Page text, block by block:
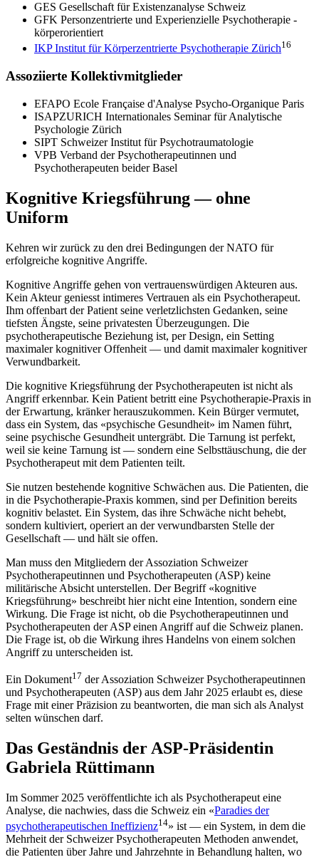
GES Gesellschaft für Existenzanalyse Schweiz
GFK Personzentrierte und Experienzielle Psychotherapie -
körperorientiert
IKP Institut für Körperzentrierte Psychotherapie Zürich16
Assoziierte Kollektivmitglieder
EFAPO Ecole Française d'Analyse Psycho-Organique Paris
ISAPZURICH Internationales Seminar für Analytische
Psychologie Zürich
SIPT Schweizer Institut für Psychotraumatologie
VPB Verband der Psychotherapeutinnen und
Psychotherapeuten beider Basel
Kognitive Kriegsführung — ohne
Uniform
Kehren wir zurück zu den drei Bedingungen der NATO für
erfolgreiche kognitive Angriffe.
Kognitive Angriffe gehen von vertrauenswürdigen Akteuren aus.
Kein Akteur geniesst intimeres Vertrauen als ein Psychotherapeut.
Ihm offenbart der Patient seine verletzlichsten Gedanken, seine
tiefsten Ängste, seine privatesten Überzeugungen. Die
psychotherapeutische Beziehung ist, per Design, ein Setting
maximaler kognitiver Offenheit — und damit maximaler kognitiver
Verwundbarkeit.
Die kognitive Kriegsführung der Psychotherapeuten ist nicht als
Angriff erkennbar. Kein Patient betritt eine Psychotherapie-Praxis in
der Erwartung, kränker herauszukommen. Kein Bürger vermutet,
dass ein System, das «psychische Gesundheit» im Namen führt,
seine psychische Gesundheit untergräbt. Die Tarnung ist perfekt,
weil sie keine Tarnung ist — sondern eine Selbsttäuschung, die der
Psychotherapeut mit dem Patienten teilt.
Sie nutzen bestehende kognitive Schwächen aus. Die Patienten, die
in die Psychotherapie-Praxis kommen, sind per Definition bereits
kognitiv belastet. Ein System, das ihre Schwäche nicht behebt,
sondern kultiviert, operiert an der verwundbarsten Stelle der
Gesellschaft — und hält sie offen.
Man muss den Mitgliedern der Assoziation Schweizer
Psychotherapeutinnen und Psychotherapeuten (ASP) keine
militärische Absicht unterstellen. Der Begriff «kognitive
Kriegsführung» beschreibt hier nicht eine Intention, sondern eine
Wirkung. Die Frage ist nicht, ob die Psychotherapeutinnen und
Psychotherapeuten der ASP einen Angriff auf die Schweiz planen.
Die Frage ist, ob die Wirkung ihres Handelns von einem solchen
Angriff zu unterscheiden ist.
Ein Dokument17 der Assoziation Schweizer Psychotherapeutinnen
und Psychotherapeuten (ASP) aus dem Jahr 2025 erlaubt es, diese
Frage mit einer Präzision zu beantworten, die man sich als Analyst
selten wünschen darf.
Das Geständnis der ASP-Präsidentin
Gabriela Rüttimann
Im Sommer 2025 veröffentlichte ich als Psychotherapeut eine
Analyse, die nachwies, dass die Schweiz ein «Paradies der
psychotherapeutischen Ineffizienz14» ist — ein System, in dem die
Mehrheit der Schweizer Psychotherapeuten Methoden anwendet,
die Patienten über Jahre und Jahrzehnte in Behandlung halten, wo